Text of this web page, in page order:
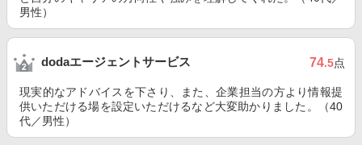
男性）
dodaエージェントサービス 74.5点
現実的なアドバイスを下さり、また、企業担当の方より情報提
供いただける場を設定いただけるなど大変助かりました。（40
代／男性）